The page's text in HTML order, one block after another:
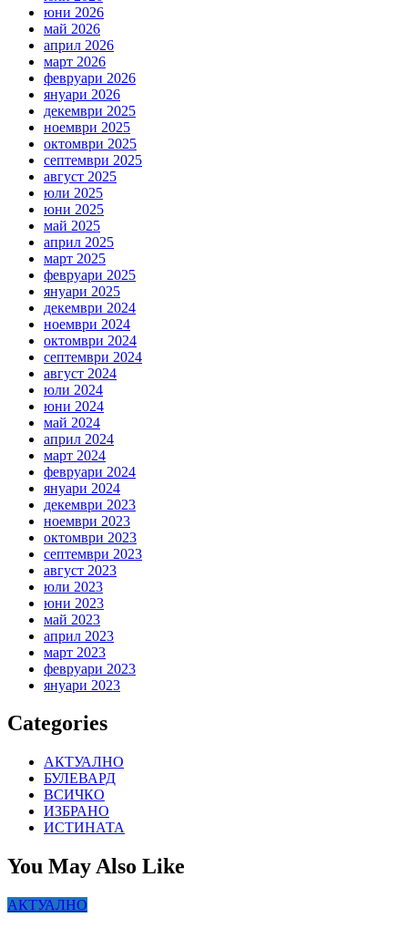
юни 2026
май 2026
април 2026
март 2026
февруари 2026
януари 2026
декември 2025
ноември 2025
октомври 2025
септември 2025
август 2025
юли 2025
юни 2025
май 2025
април 2025
март 2025
февруари 2025
януари 2025
декември 2024
ноември 2024
октомври 2024
септември 2024
август 2024
юли 2024
юни 2024
май 2024
април 2024
март 2024
февруари 2024
януари 2024
декември 2023
ноември 2023
октомври 2023
септември 2023
август 2023
юли 2023
юни 2023
май 2023
април 2023
март 2023
февруари 2023
януари 2023
Categories
АКТУАЛНО
БУЛЕВАРД
ВСИЧКО
ИЗБРАНО
ИСТИНАТА
You May Also Like
АКТУАЛНО